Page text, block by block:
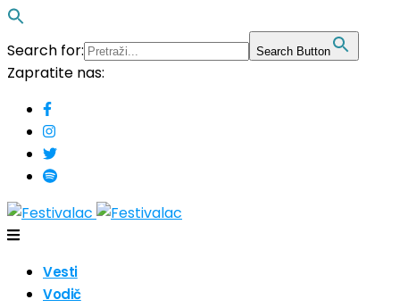
Search for: Search Button
Zapratite nas:
Vesti
Vodič